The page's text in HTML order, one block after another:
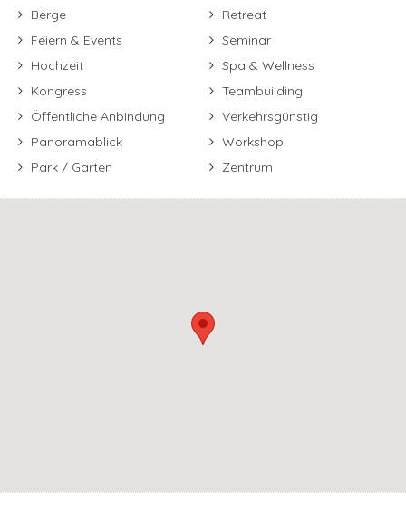
Berge
Feiern & Events
Hochzeit
Kongress
Öffentliche Anbindung
Panoramablick
Park / Garten
Retreat
Seminar
Spa & Wellness
Teambuilding
Verkehrsgünstig
Workshop
Zentrum